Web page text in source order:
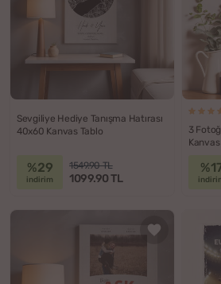
Sevgiliye Hediye Tanışma Hatırası
40x60 Kanvas Tablo
%29
indirim
1549.90 TL
1099.90 TL
3